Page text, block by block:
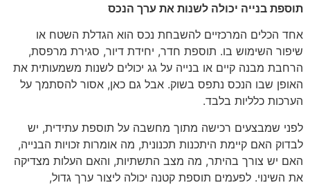
תוספת בנייה יכולה לשנות את ערך הנכס
אחד הכלים המרכזיים להשבחת נכס הוא הגדלת השטח או
שיפור השימוש בו. תוספת חדר, יחידת דיור, סגירת מרפסת,
הרחבת מבנה קיים או בנייה על גג יכולים לשנות משמעותית את
האופן שבו הנכס נתפס בשוק. אבל גם כאן, אסור להסתמך על
הערכות כלליות בלבד.
לפני שמבצעים רכישה מתוך מחשבה על תוספת עתידית, יש
לבדוק האם קיימת היתכנות תכנונית, מה אומרות זכויות הבנייה,
האם יש צורך בהיתר, מה מצב התשתיות, והאם העלות מצדיקה
את השינוי. לפעמים תוספת קטנה יכולה ליצור ערך גדול,